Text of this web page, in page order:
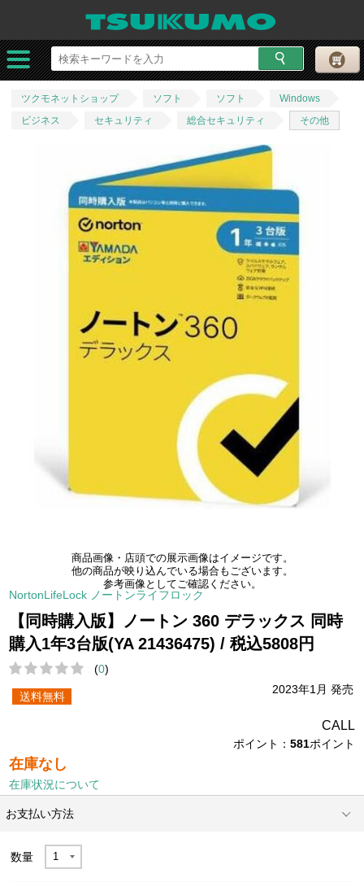
ツクモネットショップ ソフト ソフト
Windows
ビジネス
セキュリティ 総合セキュリティ その他
商品画像・店頭での展示画像はイメージです。
他の商品が映り込んでいる場合もございます。
参考画像としてご確認ください。
NortonLifeLock ノートンライフロック
【同時購入版】ノートン 360 デラックス 同時
購入1年3台版(YA 21436475) / 税込5808円
(0)
2023年1月 発売
送料無料
CALL
ポイント： 581ポイント
在庫なし
在庫状況について
お支払い方法
数量